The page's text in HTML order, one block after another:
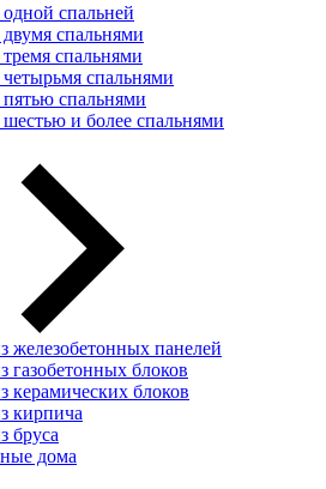
спальней
спальнями
спальнями
спальнями
спальнями
и более спальнями
железобетонных панелей
газобетонных блоков
керамических блоков
кирпича
бруса
дома